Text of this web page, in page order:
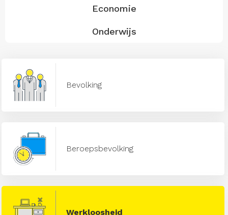
Economie
Onderwijs
Bevolking
Beroepsbevolking
Werkloosheid